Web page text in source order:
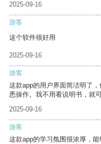
2025-09-16
游客
这个软件很好用
2025-09-16
游客
这款app的用户界面简洁明了
悉操作。我不用看说明书，就
2025-09-16
游客
这款app的学习氛围很浓厚，